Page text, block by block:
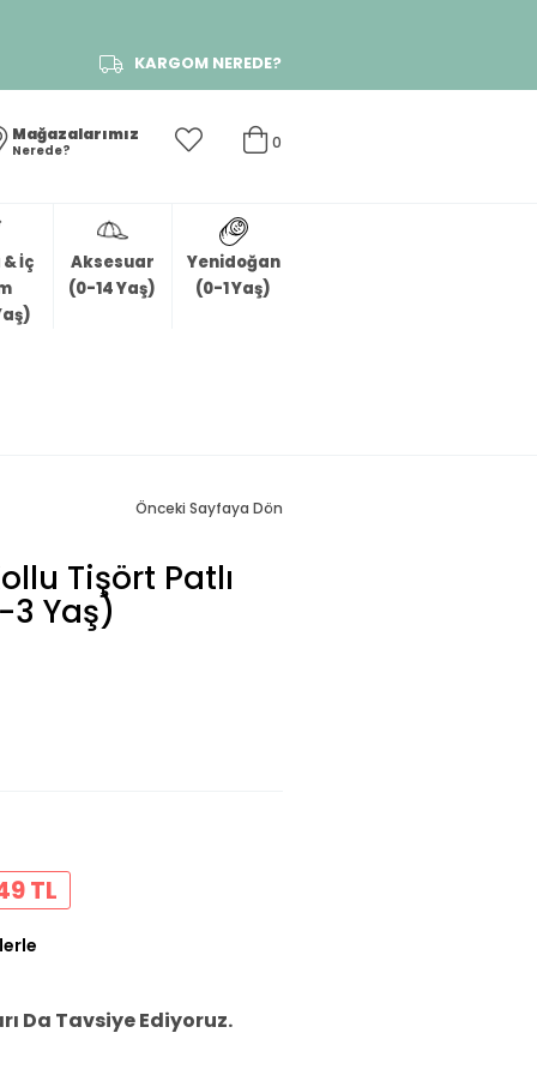
KARGOM NEREDE?
0
Mağazalarımız
Nerede?
İç
Aksesuar
(0-14 Yaş)
Yenidoğan
(0-1 Yaş)
Önceki Sayfaya Dön
Tişört Patlı
3 Yaş)
TL
Da Tavsiye Ediyoruz.